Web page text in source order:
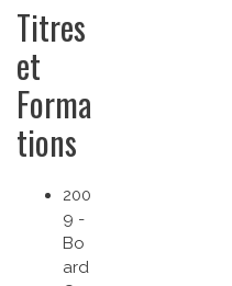
Titres
et
Forma
tions
200
9 -
Bo
ard